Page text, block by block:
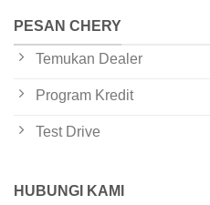
PESAN CHERY
Temukan Dealer
Program Kredit
Test Drive
HUBUNGI KAMI